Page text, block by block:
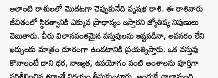
అలాంటి రాశులలో మొదటగా చెప్పుకునేది వృషభ రాశి. ఈ రాశివారు
జీవితంలో స్థిరత్వానికి ఎక్కువ ప్రాధాన్యం ఇస్తారని జ్యోతిష్య నిపుణులు
చెబుతారు. వీరు విలాసవంతమైన వస్తువులను ఇష్టపడినా, అవసరం లేని
ఖర్చులకు మాత్రం దూరంగా ఉండటానికి ప్రయత్నిస్తారు. ఒక వస్తువు
కొనాలంటే దాని ధర, నాణ్యత, ఉపయోగం వంటి అంశాలను పూర్తిగా